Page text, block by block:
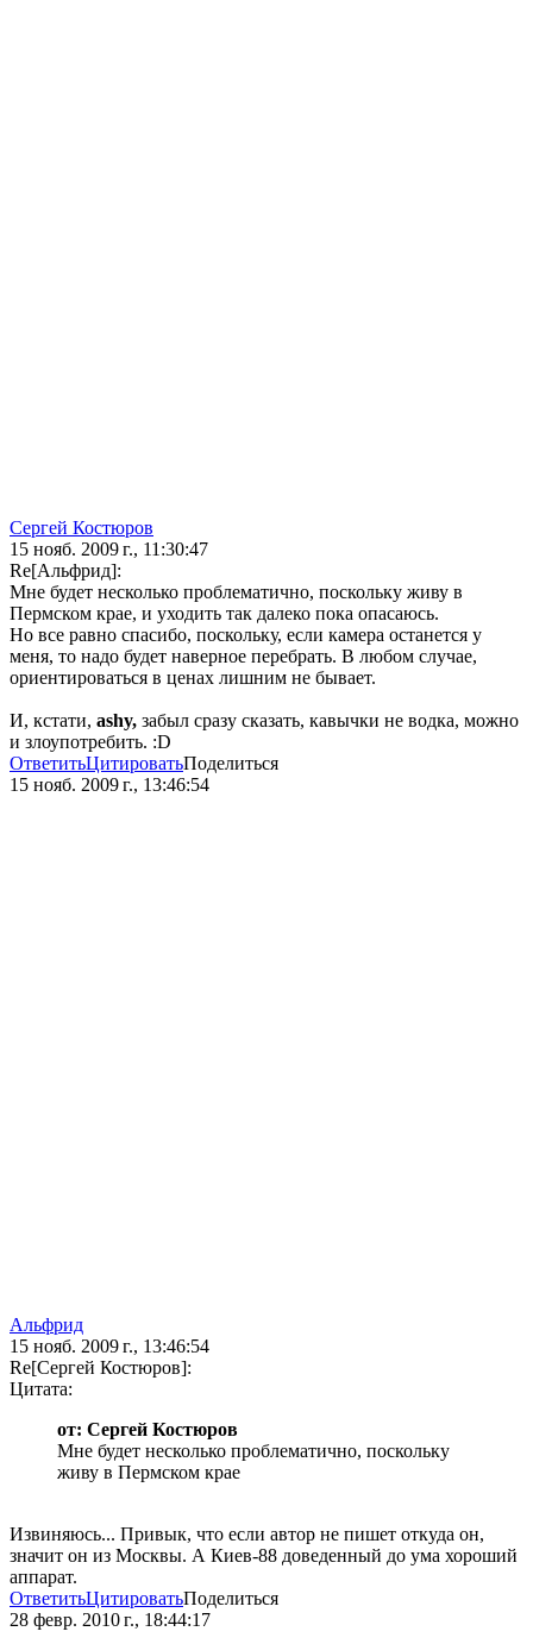
Сергей Костюров
15 нояб. 2009 г., 11:30:47
Re[Альфрид]:
Мне будет несколько проблематично, поскольку живу в
Пермском крае, и уходить так далеко пока опасаюсь.
Но все равно спасибо, поскольку, если камера останется у
меня, то надо будет наверное перебрать. В любом случае,
ориентироваться в ценах лишним не бывает.
И, кстати, ashy, забыл сразу сказать, кавычки не водка, можно
и злоупотребить. :D
ОтветитьЦитироватьПоделиться
15 нояб. 2009 г., 13:46:54
Альфрид
15 нояб. 2009 г., 13:46:54
Re[Сергей Костюров]:
Цитата:
от: Сергей Костюров
Мне будет несколько проблематично, поскольку
живу в Пермском крае
Извиняюсь... Привык, что если автор не пишет откуда он,
значит он из Москвы. А Киев-88 доведенный до ума хороший
аппарат.
ОтветитьЦитироватьПоделиться
28 февр. 2010 г., 18:44:17